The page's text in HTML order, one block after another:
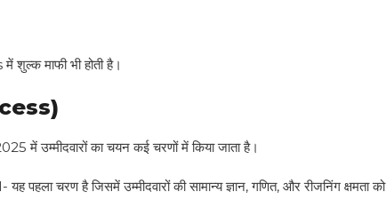
शुल्क माफी भी होती है।
का चयन कई चरणों में किया जाता है।
चरण है जिसमें उम्मीदवारों की सामान्य ज्ञान, गणित, और रीजनिंग क्षमता को